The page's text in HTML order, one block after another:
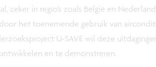
zeker in regio’s zoals België en
het toenemende gebruik van
U-SAVE wil deze
en te demonstreren.